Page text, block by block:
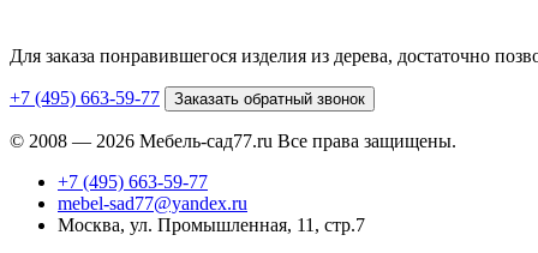
Для заказа понравившегося изделия из дерева, достаточно
+7 (495) 663-59-77 Заказать обратный звонок
© 2008 — 2026 Мебель-сад77.ru Все права защищены.
+7 (495) 663-59-77
mebel-sad77@yandex.ru
Москва, ул. Промышленная, 11, стр.7